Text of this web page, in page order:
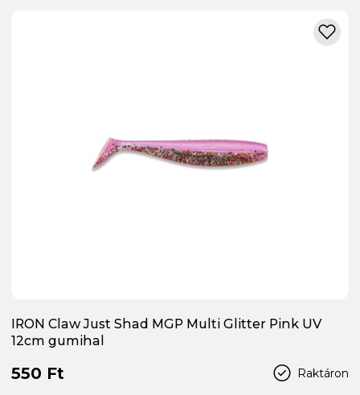
IRON Claw Just Shad MGP Multi Glitter Pink UV
12cm gumihal
Raktáron
550 Ft